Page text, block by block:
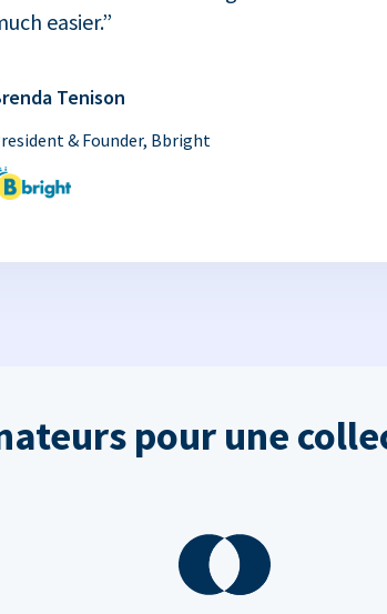
easier.”
Tenison
& Founder, Bbright
pour une